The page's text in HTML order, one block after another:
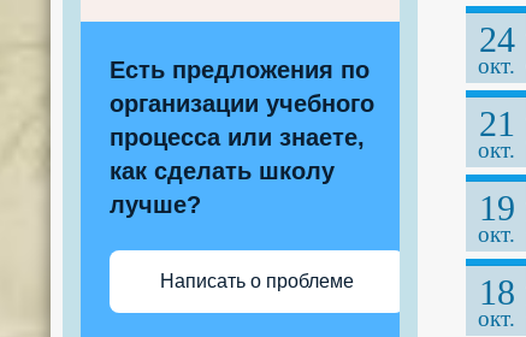
Есть предложения по
организации учебного
процесса или знаете,
как сделать школу
лучше?
Написать о проблеме
24
окт.
21
окт.
19
окт.
18
окт.